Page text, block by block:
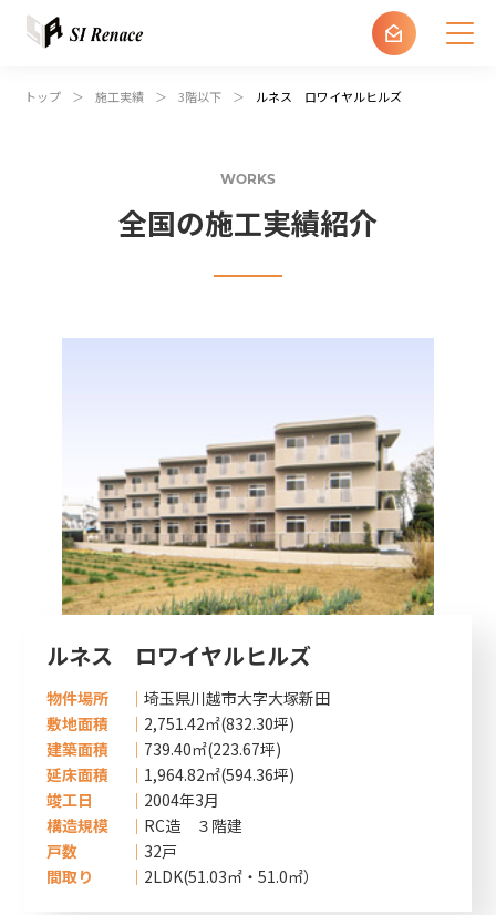
建設・不動産会社の方
ルネス加盟店の方
エス・アイ・ルネスについて
商品紹介
トップ 施工実績 3階以下 ルネス ロワイヤルヒルズ
WORKS
全国の施工実績紹介
ルネス ロワイヤルヒルズ
物件場所
埼玉県川越市大字大塚新田
敷地面積
2,751.42㎡(832.30坪)
建築面積
739.40㎡(223.67坪)
延床面積
1,964.82㎡(594.36坪)
竣工日
2004年3月
構造規模
RC造 ３階建
戸数
32戸
間取り
2LDK(51.03㎡・51.0㎡）